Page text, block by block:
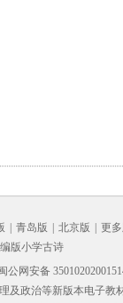
青岛版 北京版
更
版小学古诗
公网安备
及政治等新版本电子教